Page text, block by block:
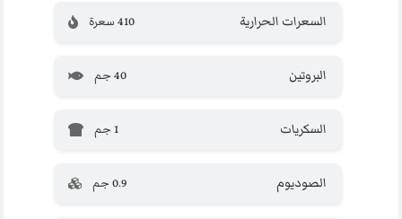
السعرات الحرارية 410 سعرة
البروتين 40 جم
السكريات 1 جم
الصوديوم 0.9 جم